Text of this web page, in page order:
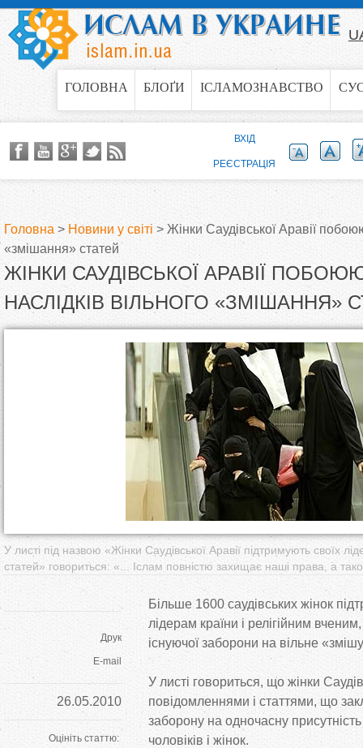
Jump to navigation
ГОЛОВНА БЛОҐИ ІСЛАМОЗНАВСТВО
В
и
є
Головна > Новини у світі > Жінки Саудівської Аравії
«змішання» статей
ЖІНКИ САУДІВСЬКОЇ АРАВІЇ
НАСЛІДКІВ ВІЛЬНОГО «ЗМІШАННЯ»
У листі під назвою «Жінки Саудівської Аравії підтримують своїх
статей» говориться: «... Іслам повністю захищає наші права, а
Друк
E-mail
26.05.2010
Оцініть статтю:
Більше 1600 саудівських жінок
лідерам країни і релігійним
існуючої заборони на вільне
У листі говориться, що жінки
повідомленнями і статтями, що
заборону на одночасну
чоловіків і жінок.
ВХІД
РЕЄСТРАЦІЯ